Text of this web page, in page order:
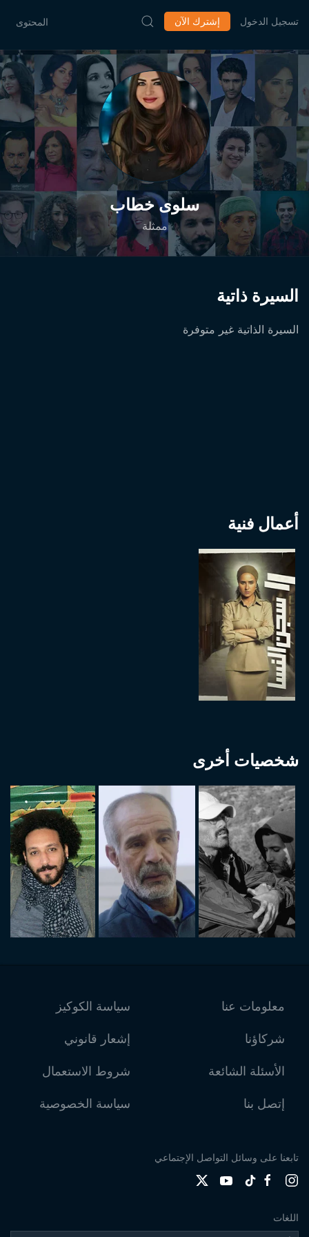
المحتوى إشترك الآن تسجيل الدخول
سلوى خطاب
ممثلة
السيرة ذاتية
السيرة الذاتية غير متوفرة
أعمال فنية
شخصيات أخرى
معلومات عنا
شركاؤنا
الأسئلة الشائعة
إتصل بنا
سياسة الكوكيز
إشعار قانوني
شروط الاستعمال
سياسة الخصوصية
تابعنا على وسائل التواصل الإجتماعي
اللغات